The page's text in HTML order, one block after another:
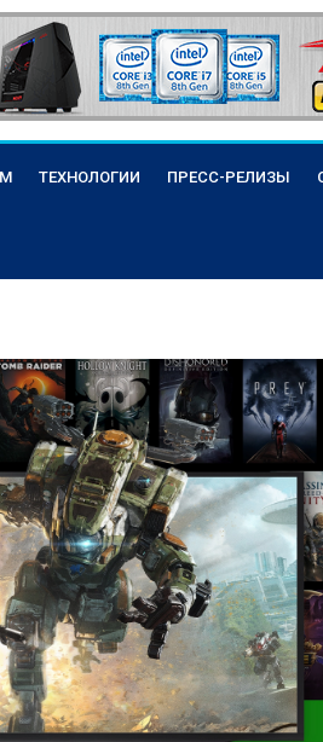
ТЕХНОЛОГИИ ПРЕСС-РЕЛИЗЫ